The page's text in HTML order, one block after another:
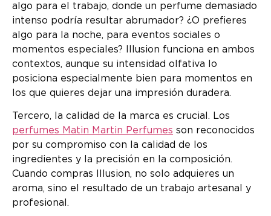
algo para el trabajo, donde un perfume demasiado
intenso podría resultar abrumador? ¿O prefieres
algo para la noche, para eventos sociales o
momentos especiales? Illusion funciona en ambos
contextos, aunque su intensidad olfativa lo
posiciona especialmente bien para momentos en
los que quieres dejar una impresión duradera.
Tercero, la calidad de la marca es crucial. Los
perfumes Matin Martin Perfumes son reconocidos
por su compromiso con la calidad de los
ingredientes y la precisión en la composición.
Cuando compras Illusion, no solo adquieres un
aroma, sino el resultado de un trabajo artesanal y
profesional.